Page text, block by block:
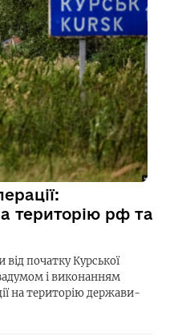
територію рф та
початку Курської
і виконанням
на територію держави-